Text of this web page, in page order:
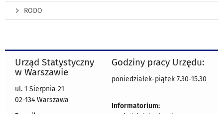
RODO
Urząd Statystyczny
w Warszawie
ul. 1 Sierpnia 21
02-134 Warszawa
Godziny pracy Urzędu:
poniedziałek-piątek 7.30-15.30
Informatorium: